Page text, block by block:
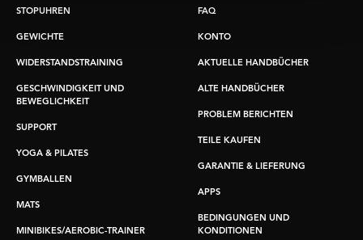
STOPUHREN
GEWICHTE
WIDERSTANDSTRAINING
GESCHWINDIGKEIT UND
BEWEGLICHKEIT
SUPPORT
YOGA & PILATES
GYMBALLEN
MATS
MINIBIKES/AEROBIC-TRAINER
FAQ
KONTO
AKTUELLE HANDBÜCHER
ALTE HANDBÜCHER
PROBLEM BERICHTEN
TEILE KAUFEN
GARANTIE & LIEFERUNG
APPS
BEDINGUNGEN UND
KONDITIONEN